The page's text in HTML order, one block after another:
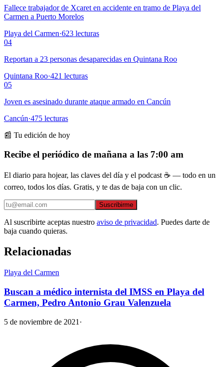
Fallece trabajador de Xcaret en accidente en tramo de Playa del
Carmen a Puerto Morelos
Playa del Carmen·623 lecturas
04
Reportan a 23 personas desaparecidas en Quintana Roo
Quintana Roo·421 lecturas
05
Joven es asesinado durante ataque armado en Cancún
Cancún·475 lecturas
📰 Tu edición de hoy
Recibe el periódico de mañana a las 7:00 am
El diario para hojear, las claves del día y el podcast ☕ — todo en un
correo, todos los días. Gratis, y te das de baja con un clic.
Suscribirme
Al suscribirte aceptas nuestro aviso de privacidad. Puedes darte de
baja cuando quieras.
Relacionadas
Playa del Carmen
Buscan a médico internista del IMSS en Playa del
Carmen, Pedro Antonio Grau Valenzuela
5 de noviembre de 2021 ·